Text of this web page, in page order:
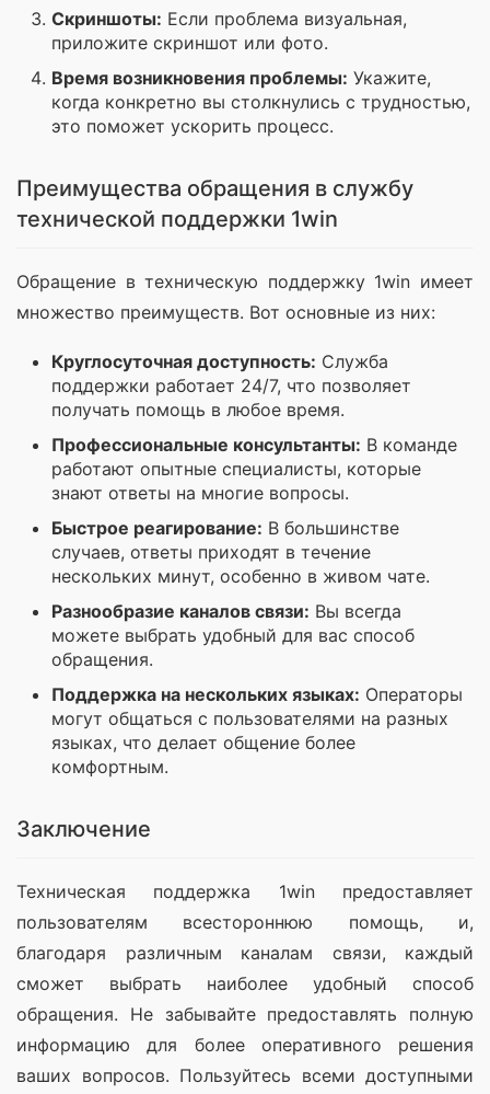
Скриншоты: Если проблема визуальная,
приложите скриншот или фото.
Время возникновения проблемы: Укажите,
когда конкретно вы столкнулись с трудностью,
это поможет ускорить процесс.
Преимущества обращения в службу
технической поддержки 1win
Обращение в техническую поддержку 1win имеет
множество преимуществ. Вот основные из них:
Круглосуточная доступность: Служба
поддержки работает 24/7, что позволяет
получать помощь в любое время.
Профессиональные консультанты: В команде
работают опытные специалисты, которые
знают ответы на многие вопросы.
Быстрое реагирование: В большинстве
случаев, ответы приходят в течение
нескольких минут, особенно в живом чате.
Разнообразие каналов связи: Вы всегда
можете выбрать удобный для вас способ
обращения.
Поддержка на нескольких языках: Операторы
могут общаться с пользователями на разных
языках, что делает общение более
комфортным.
Заключение
Техническая поддержка 1win предоставляет
пользователям всестороннюю помощь, и,
благодаря различным каналам связи, каждый
сможет выбрать наиболее удобный способ
обращения. Не забывайте предоставлять полную
информацию для более оперативного решения
ваших вопросов. Пользуйтесь всеми доступными